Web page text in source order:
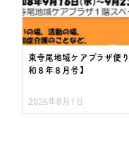
東寺尾地域ケアプラザ便
和８年８月号】
2026年8月1日